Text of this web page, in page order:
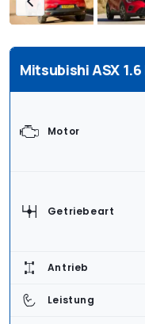
Mitsubishi ASX
Motor
Getriebeart
Antrieb
Leistung